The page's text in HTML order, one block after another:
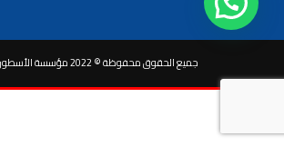
جميع الحقوق محفوظة © 2022 مؤسسة الأسطورة الرقمية